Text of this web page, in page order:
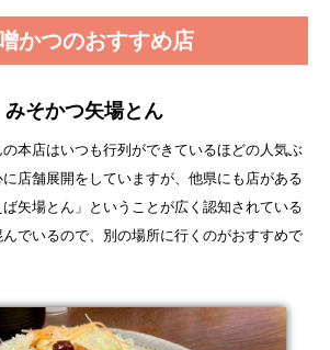
かつのおすすめ店
みそかつ矢場とん
本店はいつも行列ができているほどの人気ぶ
店舗展開をしていますが、他県にも店がある
矢場とん」ということが広く認知されている
でいるので、別の場所に行くのがおすすめで